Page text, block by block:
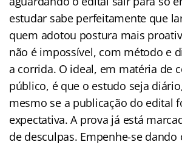
estudar sabe perfeitamente que
quem adotou postura mais
não é impossível, com método e
a corrida. O ideal, em matéria de
público, é que o estudo seja
mesmo se a publicação do edital
expectativa. A prova já está
de desculpas. Empenhe-se